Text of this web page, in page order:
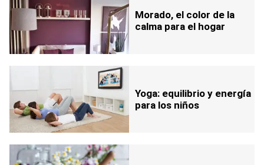
Morado, el color de la
calma para el hogar
Yoga: equilibrio y energía
para los niños